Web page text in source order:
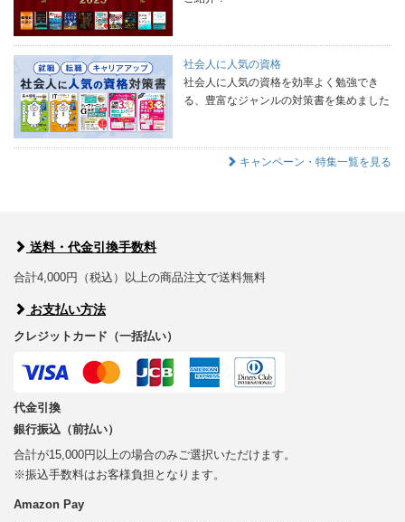
社会人に人気の資格
社会人に人気の資格を効率よく勉強でき
る、豊富なジャンルの対策書を集めました
キャンペーン・特集一覧を見る
送料・代金引換手数料
合計4,000円（税込）以上の商品注文で送料無料
お支払い方法
クレジットカード（一括払い）
代金引換
銀行振込（前払い）
合計が15,000円以上の場合のみご選択いただけます。
※振込手数料はお客様負担となります。
Amazon Pay